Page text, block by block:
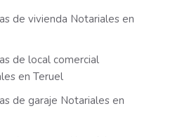
de vivienda Notariales en
de local comercial
en Teruel
de garaje Notariales en